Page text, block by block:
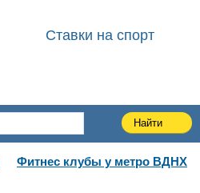
Ставки на спорт
Фитнес клубы у метро ВДНХ